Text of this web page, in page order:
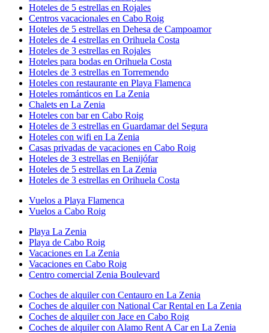
Hoteles de 5 estrellas en Rojales
Centros vacacionales en Cabo Roig
Hoteles de 5 estrellas en Dehesa de Campoamor
Hoteles de 4 estrellas en Orihuela Costa
Hoteles de 3 estrellas en Rojales
Hoteles para bodas en Orihuela Costa
Hoteles de 3 estrellas en Torremendo
Hoteles con restaurante en Playa Flamenca
Hoteles románticos en La Zenia
Chalets en La Zenia
Hoteles con bar en Cabo Roig
Hoteles de 3 estrellas en Guardamar del Segura
Hoteles con wifi en La Zenia
Casas privadas de vacaciones en Cabo Roig
Hoteles de 3 estrellas en Benijófar
Hoteles de 5 estrellas en La Zenia
Hoteles de 3 estrellas en Orihuela Costa
Vuelos a Playa Flamenca
Vuelos a Cabo Roig
Playa La Zenia
Playa de Cabo Roig
Vacaciones en La Zenia
Vacaciones en Cabo Roig
Centro comercial Zenia Boulevard
Coches de alquiler con Centauro en La Zenia
Coches de alquiler con National Car Rental en La Zenia
Coches de alquiler con Jace en Cabo Roig
Coches de alquiler con Alamo Rent A Car en La Zenia